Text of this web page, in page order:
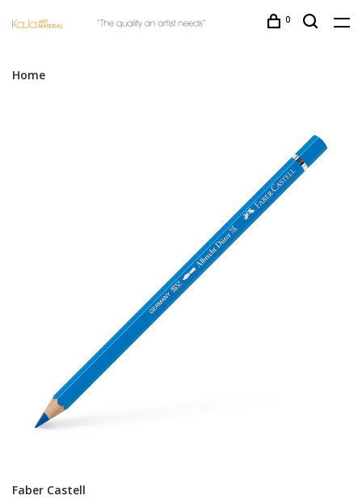
0
Home
Faber Castell